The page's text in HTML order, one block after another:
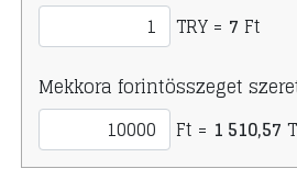
TRY = 7 Ft
Mekkora forintösszeget
Ft = 1 510,57